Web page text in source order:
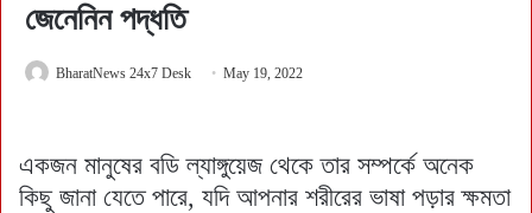
জেনেনিন পদ্ধতি
BharatNews 24x7 Desk May 19, 2022
একজন মানুষের বডি ল্যাঙ্গুয়েজ থেকে তার সম্পর্কে অনেক
কিছু জানা যেতে পারে, যদি আপনার শরীরের ভাষা পড়ার ক্ষমতা